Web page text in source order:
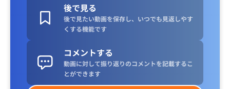
後で見る
後で見たい動画を保存し、いつでも見返しやす
くする機能です
コメントする
動画に対して振り返りのコメントを記載するこ
とができます